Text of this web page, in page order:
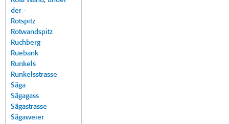
der -
Rotspitz
Rotwandspitz
Ruchberg
Ruebank
Runkels
Runkelsstrasse
Säga
Sägagass
Sägastrasse
Sägaweier